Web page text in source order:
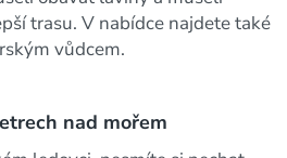
trasu. V nabídce najdete také
vůdcem.
nad mořem